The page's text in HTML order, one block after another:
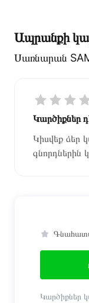
Ապրանքի
Սառնարան
Կարծիքներ
Կիսվեք ձեր
գնորդներին
Կարծիքներ